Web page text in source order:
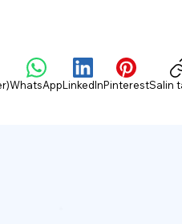
WhatsAppLinkedInPinterestSalin